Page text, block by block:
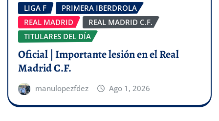
LIGA F
PRIMERA IBERDROLA
REAL MADRID
REAL MADRID C.F.
TITULARES DEL DÍA
Oficial | Importante lesión en el Real
Madrid C.F.
manulopezfdez Ago 1, 2026